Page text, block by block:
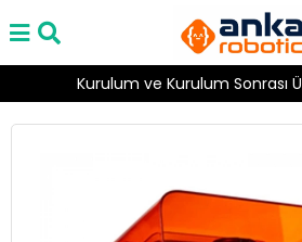
Kurulum ve Kurulum Sonrası